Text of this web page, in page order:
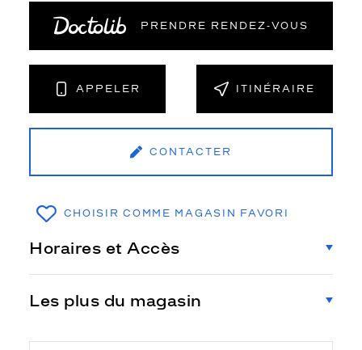
PRENDRE RENDEZ‑VOUS
APPELER ITINÉRAIRE
CONTACTER
CHOISIR COMME MAGASIN FAVORI
Horaires et Accès
Les plus du magasin